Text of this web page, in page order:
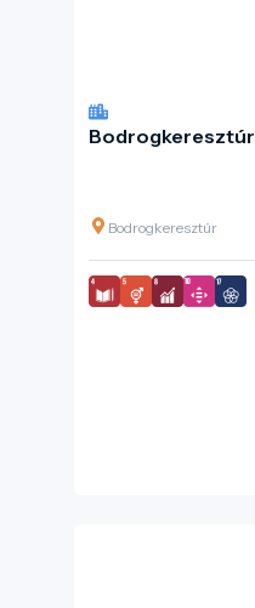
Bodrogkeresztúr
Bodrogkeresztúr